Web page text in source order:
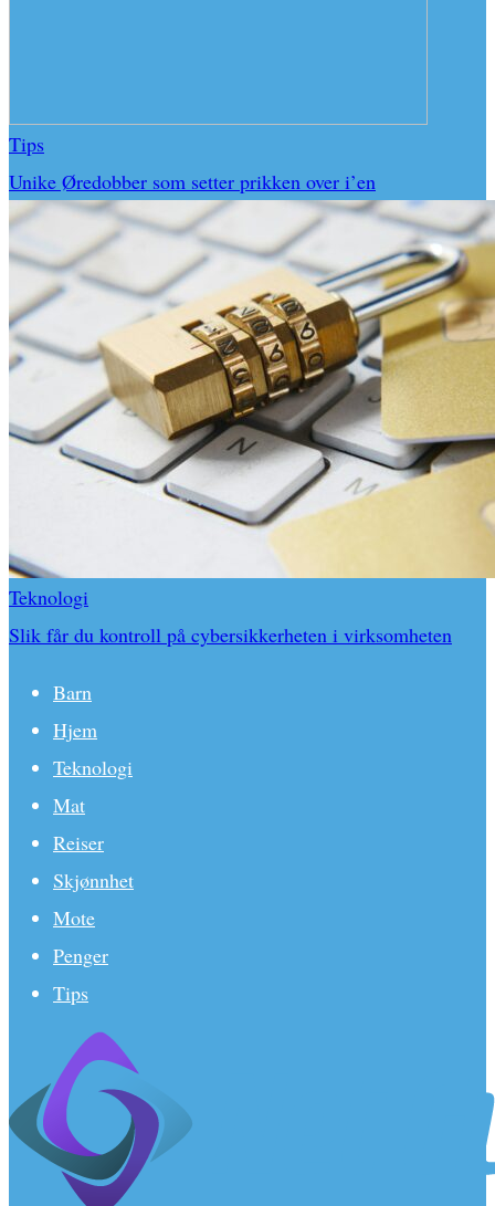
Tips
Unike Øredobber som setter prikken over i’en
Teknologi
Slik får du kontroll på cybersikkerheten i virksomheten
Barn
Hjem
Teknologi
Mat
Reiser
Skjønnhet
Mote
Penger
Tips